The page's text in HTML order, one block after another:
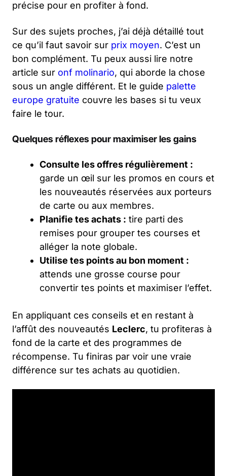
précise pour en profiter à fond.
Sur des sujets proches, j’ai déjà détaillé tout
ce qu’il faut savoir sur prix moyen. C’est un
bon complément. Tu peux aussi lire notre
article sur onf molinario, qui aborde la chose
sous un angle différent. Et le guide palette
europe gratuite couvre les bases si tu veux
faire le tour.
Quelques réflexes pour maximiser les gains
Consulte les offres régulièrement :
garde un œil sur les promos en cours et
les nouveautés réservées aux porteurs
de carte ou aux membres.
Planifie tes achats : tire parti des
remises pour grouper tes courses et
alléger la note globale.
Utilise tes points au bon moment :
attends une grosse course pour
convertir tes points et maximiser l’effet.
En appliquant ces conseils et en restant à
l’affût des nouveautés Leclerc, tu profiteras à
fond de la carte et des programmes de
récompense. Tu finiras par voir une vraie
différence sur tes achats au quotidien.